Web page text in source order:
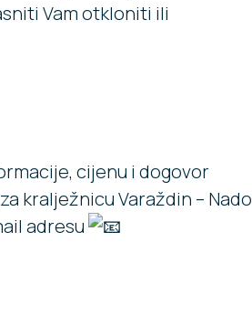
Vam otkloniti ili
cijenu i dogovor
kralježnicu Varaždin – Nado
adresu